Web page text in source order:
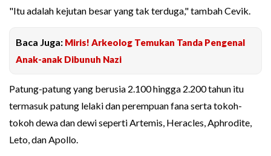
"Itu adalah kejutan besar yang tak terduga," tambah Cevik.
Baca Juga: Miris! Arkeolog Temukan Tanda Pengenal
Anak-anak Dibunuh Nazi
Patung-patung yang berusia 2.100 hingga 2.200 tahun itu
termasuk patung lelaki dan perempuan fana serta tokoh-
tokoh dewa dan dewi seperti Artemis, Heracles, Aphrodite,
Leto, dan Apollo.